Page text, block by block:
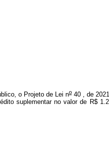
o Projeto de Lei no40 , de
suplementar no valor de R$